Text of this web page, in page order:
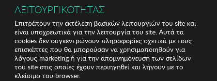
ΛΕΙΤΟΥΡΓΙΚΟΤΗΤΑΣ
Επιτρέπουν την εκτέλεση βασικών λειτουργιών του site και
είναι υποχρεωτικά για την λειτουργία του site. Αυτά τα
cookies δεν συγκεντρώνουν πληροφορίες σχετικά με τους
επισκέπτες που θα μπορούσαν να χρησιμοποιηθούν για
λόγους marketing ή για την απομνημόνευση των σελίδων
του site στις οποίες έχουν περιηγηθεί και λήγουν με το
κλείσιμο του browser.